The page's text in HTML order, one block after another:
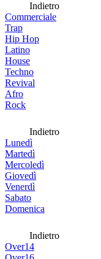
Indietro
Commerciale
Trap
Hip Hop
Latino
House
Techno
Revival
Afro
Rock
Indietro
Lunedì
Martedì
Mercoledì
Giovedì
Venerdì
Sabato
Domenica
Indietro
Over14